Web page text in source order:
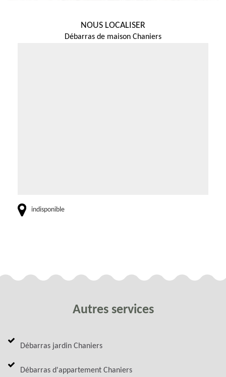
NOUS LOCALISER
Débarras de maison Chaniers
indisponible
Autres services
Débarras jardin Chaniers
Débarras d'appartement Chaniers